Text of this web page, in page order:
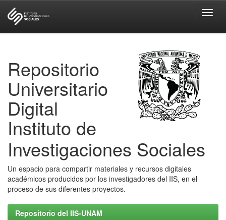
Repositorio
Universitario
Digital
Instituto de
Investigaciones Sociales
Un espacio para compartir materiales y recursos digitales
académicos producidos por los investigadores del IIS, en el
proceso de sus diferentes proyectos.
Repositorio del IIS-UNAM